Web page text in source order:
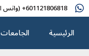
601121806818+ (واتس اب)
الرئيسية الجامعات